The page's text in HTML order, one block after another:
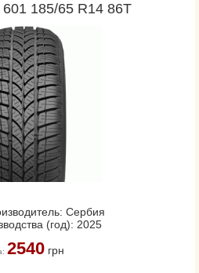
185/65 R14 86T
Сербия
(год): 2025
2540грн